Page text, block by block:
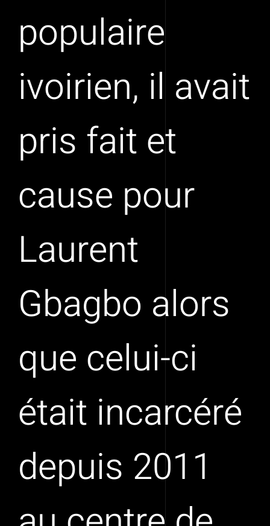
populaire
ivoirien, il avait
pris fait et
cause pour
Laurent
Gbagbo alors
que celui-ci
était incarcéré
depuis 2011